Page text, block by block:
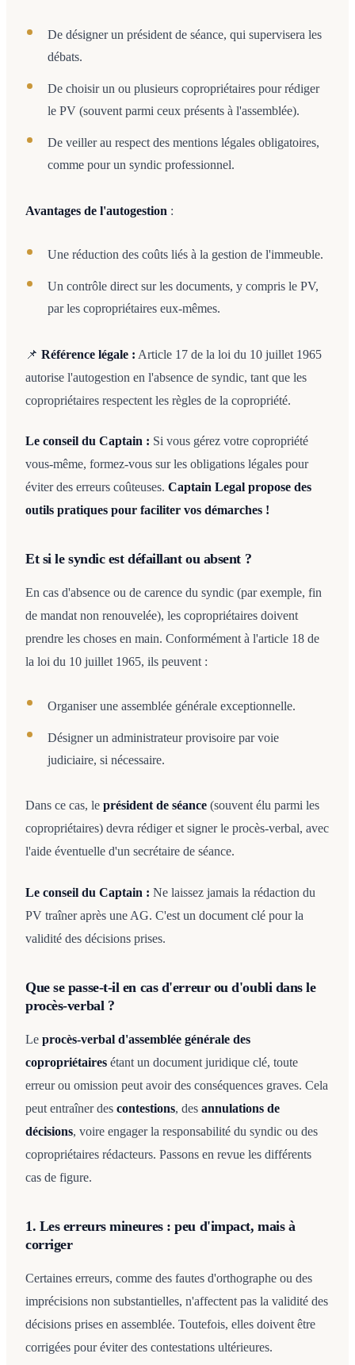
De désigner un président de séance, qui supervisera les
débats.
De choisir un ou plusieurs copropriétaires pour rédiger
le PV (souvent parmi ceux présents à l'assemblée).
De veiller au respect des mentions légales obligatoires,
comme pour un syndic professionnel.
Avantages de l'autogestion :
Une réduction des coûts liés à la gestion de l'immeuble.
Un contrôle direct sur les documents, y compris le PV,
par les copropriétaires eux-mêmes.
📌 Référence légale : Article 17 de la loi du 10 juillet 1965
autorise l'autogestion en l'absence de syndic, tant que les
copropriétaires respectent les règles de la copropriété.
Le conseil du Captain : Si vous gérez votre copropriété
vous-même, formez-vous sur les obligations légales pour
éviter des erreurs coûteuses. Captain Legal propose des
outils pratiques pour faciliter vos démarches !
Et si le syndic est défaillant ou absent ?
En cas d'absence ou de carence du syndic (par exemple, fin
de mandat non renouvelée), les copropriétaires doivent
prendre les choses en main. Conformément à l'article 18 de
la loi du 10 juillet 1965, ils peuvent :
Organiser une assemblée générale exceptionnelle.
Désigner un administrateur provisoire par voie
judiciaire, si nécessaire.
Dans ce cas, le président de séance (souvent élu parmi les
copropriétaires) devra rédiger et signer le procès-verbal, avec
l'aide éventuelle d'un secrétaire de séance.
Le conseil du Captain : Ne laissez jamais la rédaction du
PV traîner après une AG. C'est un document clé pour la
validité des décisions prises.
Que se passe-t-il en cas d'erreur ou d'oubli dans le
procès-verbal ?
Le procès-verbal d'assemblée générale des
copropriétaires étant un document juridique clé, toute
erreur ou omission peut avoir des conséquences graves. Cela
peut entraîner des contestions, des annulations de
décisions, voire engager la responsabilité du syndic ou des
copropriétaires rédacteurs. Passons en revue les différents
cas de figure.
1. Les erreurs mineures : peu d'impact, mais à
corriger
Certaines erreurs, comme des fautes d'orthographe ou des
imprécisions non substantielles, n'affectent pas la validité des
décisions prises en assemblée. Toutefois, elles doivent être
corrigées pour éviter des contestations ultérieures.